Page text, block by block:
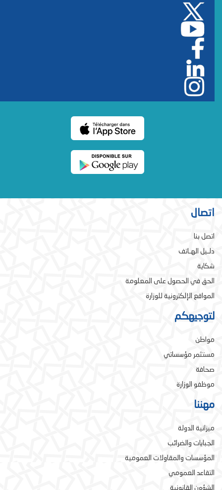
اتصال
اتصل بنا
دلـيل الهـاتف
شكاية
الحق في الحصول على المعلومة
المواقع الإلكترونية للوزارة
لتوجيهكم
مواطن
مستثمر مؤسساتي
صحافة
موظفو الوزارة
مهننا
ميزانية الدولة
الجبايات والضرائب
المؤسسات والمقاولات العمومية
التقاعد العمومي
الشؤون القانونية